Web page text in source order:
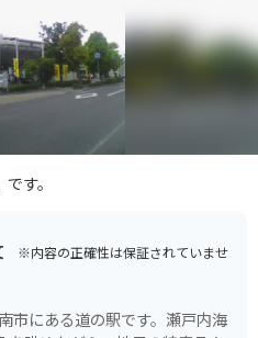
す。
※内容の正確性は保証されていませ
市にある道の駅です。瀬戸内海